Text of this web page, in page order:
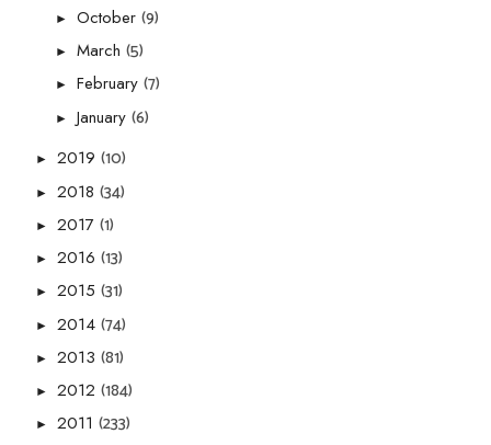
► October (9)
► March (5)
► February (7)
► January (6)
► 2019 (10)
► 2018 (34)
► 2017 (1)
► 2016 (13)
► 2015 (31)
► 2014 (74)
► 2013 (81)
► 2012 (184)
► 2011 (233)